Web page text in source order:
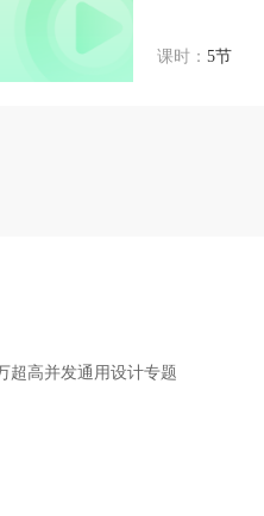
课时： 5节
超高并发通用设计专题